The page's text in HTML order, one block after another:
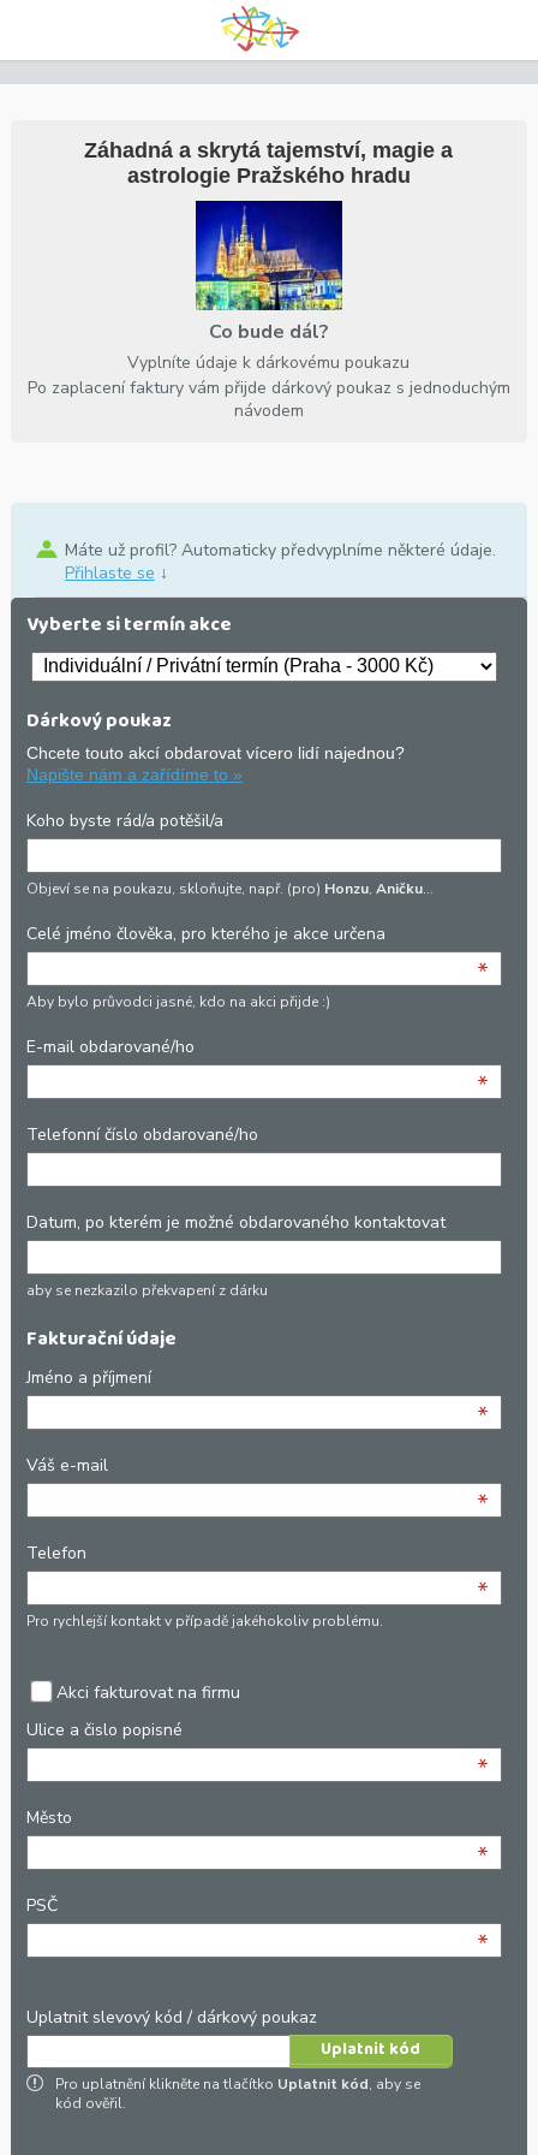
Záhadná a skrytá tajemství, magie a
astrologie Pražského hradu
Co bude dál?
Vyplníte údaje k dárkovému poukazu
Po zaplacení faktury vám přijde dárkový poukaz s jednoduchým
návodem
Máte už profil? Automaticky předvyplníme některé údaje.
Přihlaste se ↓
Vyberte si termín akce
Dárkový poukaz
Chcete touto akcí obdarovat vícero lidí najednou?
Napište nám a zařídíme to »
Koho byste rád/a potěšil/a
Objeví se na poukazu, skloňujte, např. (pro) Honzu, Aničku…
Celé jméno člověka, pro kterého je akce určena
*
Aby bylo průvodci jasné, kdo na akci přijde :)
E-mail obdarované/ho
*
Telefonní číslo obdarované/ho
Datum, po kterém je možné obdarovaného kontaktovat
aby se nezkazilo překvapení z dárku
Fakturační údaje
Jméno a příjmení
*
Váš e-mail
*
Telefon
*
Pro rychlejší kontakt v případě jakéhokoliv problému.
Akci fakturovat na firmu
Ulice a čislo popisné
*
Město
*
PSČ
*
Uplatnit slevový kód / dárkový poukaz
Pro uplatnění klikněte na tlačítko Uplatnit kód, aby se
kód ověřil.